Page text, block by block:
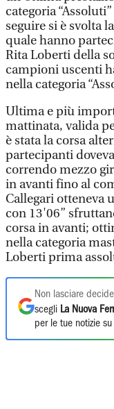
categoria
seguire si è svolta
quale hanno
Rita Loberti della
campioni uscenti
nella categoria
Ultima e più
mattinata, valida
è stata la corsa
partecipanti
correndo mezzo
in avanti fino al
Callegari otteneva
con 13'06”
corsa in avanti;
nella categoria
Loberti prima
Non lasciare
scegli La Nuova
per le tue notizie su